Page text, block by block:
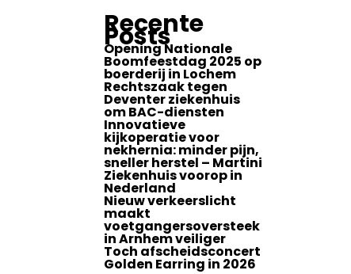
Recente
Posts
Opening Nationale
Boomfeestdag 2025 op
boerderij in Lochem
Rechtszaak tegen
Deventer ziekenhuis
om BAC-diensten
Innovatieve
kijkoperatie voor
nekhernia: minder pijn,
sneller herstel – Martini
Ziekenhuis voorop in
Nederland
Nieuw verkeerslicht
maakt
voetgangersoversteek
in Arnhem veiliger
Toch afscheidsconcert
Golden Earring in 2026